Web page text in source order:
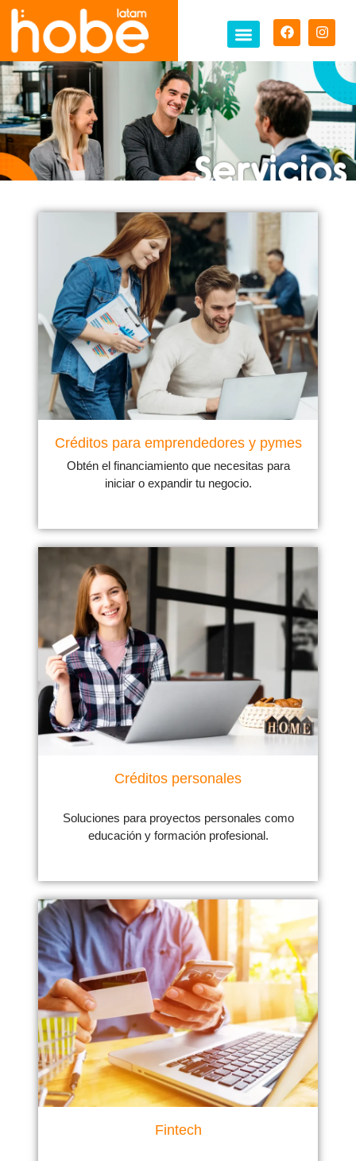
Créditos para emprendedores y pymes
Obtén el financiamiento que necesitas para
iniciar o expandir tu negocio.
Créditos personales
Soluciones para proyectos personales como
educación y formación profesional.
Fintech